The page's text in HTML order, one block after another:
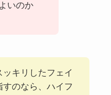
いのか
キリしたフェイ
のなら、ハイフ